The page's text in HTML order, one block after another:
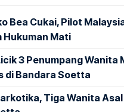
Bea Cukai, Pilot
Hukuman Mati
3 Penumpang Wanita
di Bandara Soetta
Tiga Wanita